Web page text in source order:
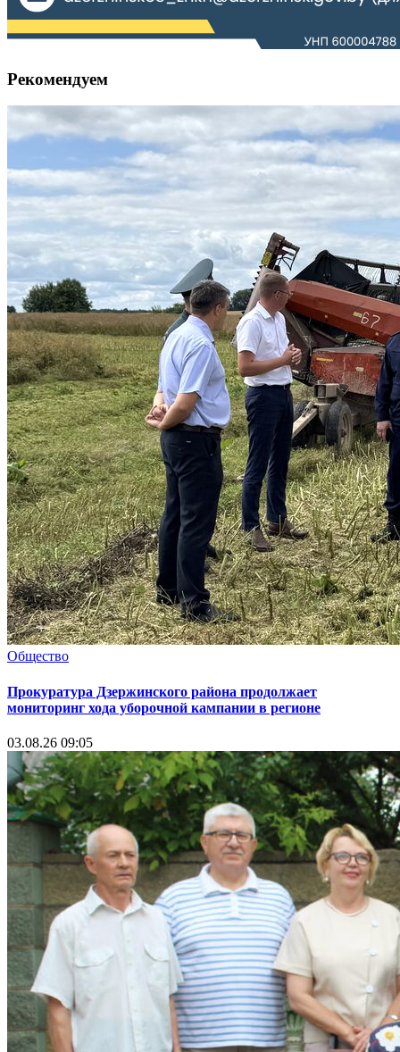
Рекомендуем
Общество
Прокуратура Дзержинского района продолжает
мониторинг хода уборочной кампании в регионе
03.08.26 09:05